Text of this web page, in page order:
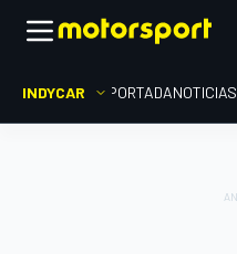
INDYCAR PORTADANOTICIAS